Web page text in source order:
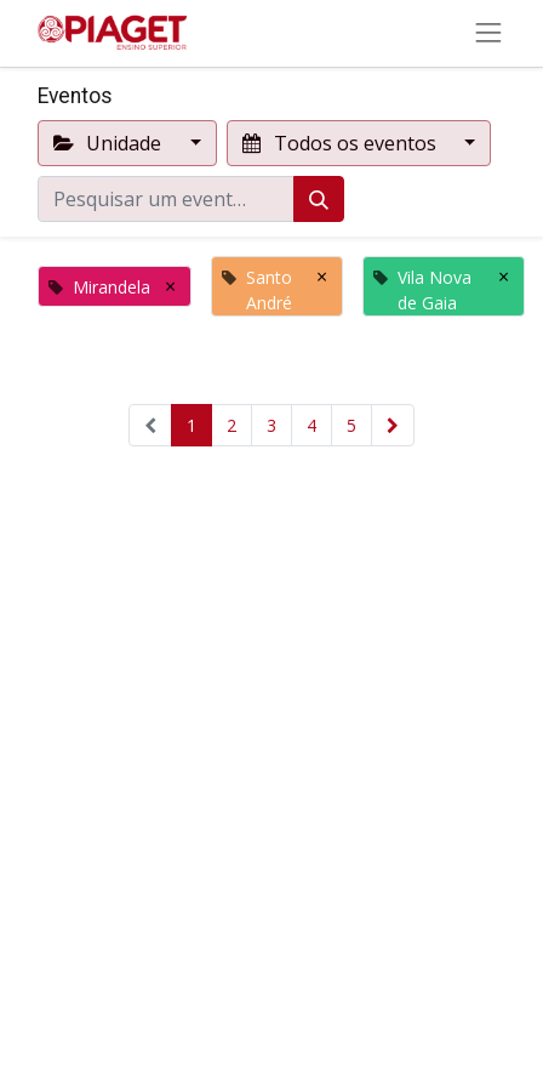
Eventos
Unidade Todos os eventos
Mirandela ×
Santo
André
×
Vila Nova
de Gaia
×
1 2 3 4 5